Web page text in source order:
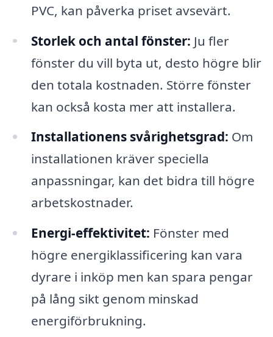
PVC, kan påverka priset avsevärt.
Storlek och antal fönster: Ju fler
fönster du vill byta ut, desto högre blir
den totala kostnaden. Större fönster
kan också kosta mer att installera.
Installationens svårighetsgrad: Om
installationen kräver speciella
anpassningar, kan det bidra till högre
arbetskostnader.
Energi-effektivitet: Fönster med
högre energiklassificering kan vara
dyrare i inköp men kan spara pengar
på lång sikt genom minskad
energiförbrukning.